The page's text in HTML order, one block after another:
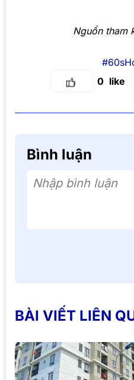
Nguồn tham
0
Bình luận
Nhập bình luận
BÀI VIẾT LIÊN